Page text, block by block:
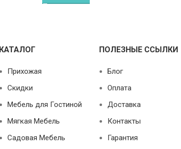
КАТАЛОГ
Прихожая
Скидки
Мебель для Гостиной
Мягкая Мебель
Садовая Мебель
ПОЛЕЗНЫЕ ССЫЛКИ
Блог
Оплата
Доставка
Контакты
Гарантия